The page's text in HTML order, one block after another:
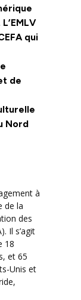
qui
de
Nord
à
de la
des
Il s’agit
18
et 65
Unis et